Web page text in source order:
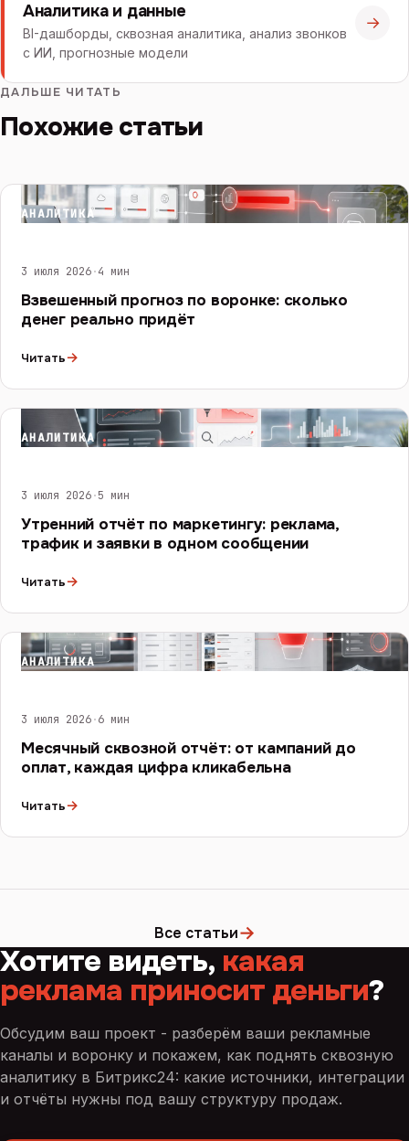
Аналитика и данные
BI-дашборды, сквозная аналитика, анализ звонков
с ИИ, прогнозные модели
→
ДАЛЬШЕ ЧИТАТЬ
Похожие статьи
АНАЛИТИКА
3 июля 2026·4 мин
Взвешенный прогноз по воронке: сколько
денег реально придёт
Читать→
АНАЛИТИКА
3 июля 2026·5 мин
Утренний отчёт по маркетингу: реклама,
трафик и заявки в одном сообщении
Читать→
АНАЛИТИКА
3 июля 2026·6 мин
Месячный сквозной отчёт: от кампаний до
оплат, каждая цифра кликабельна
Читать→
Все статьи→
Хотите видеть, какая
реклама приносит деньги?
Обсудим ваш проект - разберём ваши рекламные
каналы и воронку и покажем, как поднять сквозную
аналитику в Битрикс24: какие источники, интеграции
и отчёты нужны под вашу структуру продаж.